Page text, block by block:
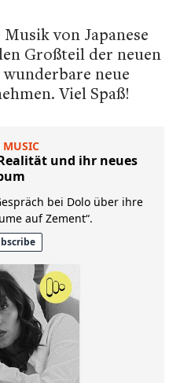
von Japanese
Großteil der neuen
neue
Viel Spaß!